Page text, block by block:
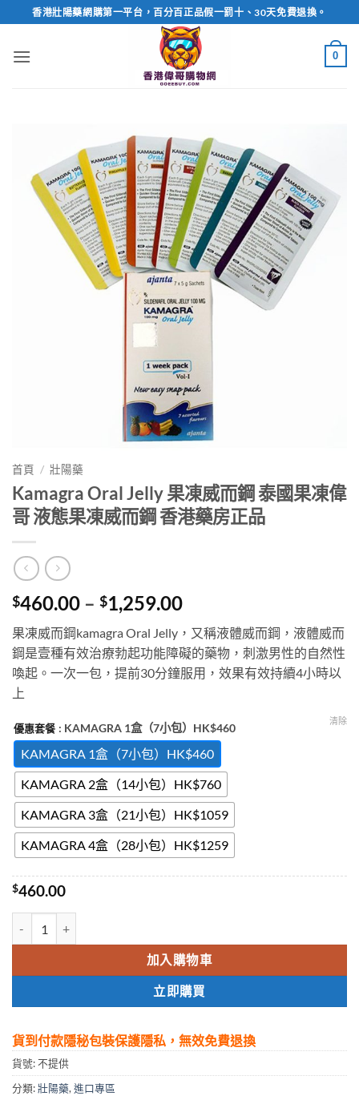
to
content
香港壯陽藥網購第一平台，百分百正品假一罰十、30天免費退換。
0
首頁 / 壯陽藥
Kamagra Oral Jelly 果凍威而鋼 泰國果凍偉
哥 液態果凍威而鋼 香港藥房正品
$460.00 – $1,259.00Price
range:
$460.00
through
$1,259.00
果凍威而鋼kamagra Oral Jelly，又稱液體威而鋼，液體威而
鋼是壹種有效治療勃起功能障礙的藥物，刺激男性的自然性
喚起。一次一包，提前30分鐘服用，效果有效持續4小時以
上
優惠套餐 : KAMAGRA 1盒（7小包）HK$460
KAMAGRA 1盒（7小包）HK$460
KAMAGRA 2盒（14小包）HK$760
KAMAGRA 3盒（21小包）HK$1059
KAMAGRA 4盒（28小包）HK$1259
清除
$460.00
加入購物車
立即購買
貨到付款隱秘包裝保護隱私，無效免費退換
貨號:不提供
分類:壯陽藥, 進口專區